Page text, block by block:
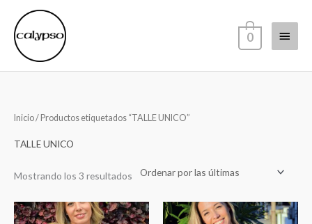
contenido
Menú
0
Inicio/ Productos etiquetados “TALLE UNICO”
TALLE UNICO
Mostrando los 3 resultados
Sorted
by